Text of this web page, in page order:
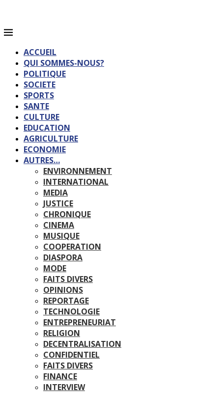
ACCUEIL
QUI SOMMES-NOUS?
POLITIQUE
SOCIETE
SPORTS
SANTE
CULTURE
EDUCATION
AGRICULTURE
ECONOMIE
AUTRES…
ENVIRONNEMENT
INTERNATIONAL
MEDIA
JUSTICE
CHRONIQUE
CINEMA
MUSIQUE
COOPERATION
DIASPORA
MODE
FAITS DIVERS
OPINIONS
REPORTAGE
TECHNOLOGIE
ENTREPRENEURIAT
RELIGION
DECENTRALISATION
CONFIDENTIEL
FAITS DIVERS
FINANCE
INTERVIEW